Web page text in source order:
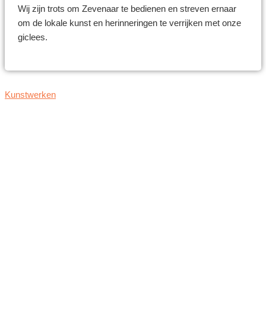
Wij zijn trots om Zevenaar te bedienen en streven ernaar
om de lokale kunst en herinneringen te verrijken met onze
giclees.
Kunstwerken